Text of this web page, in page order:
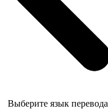
Выберите язык перевода